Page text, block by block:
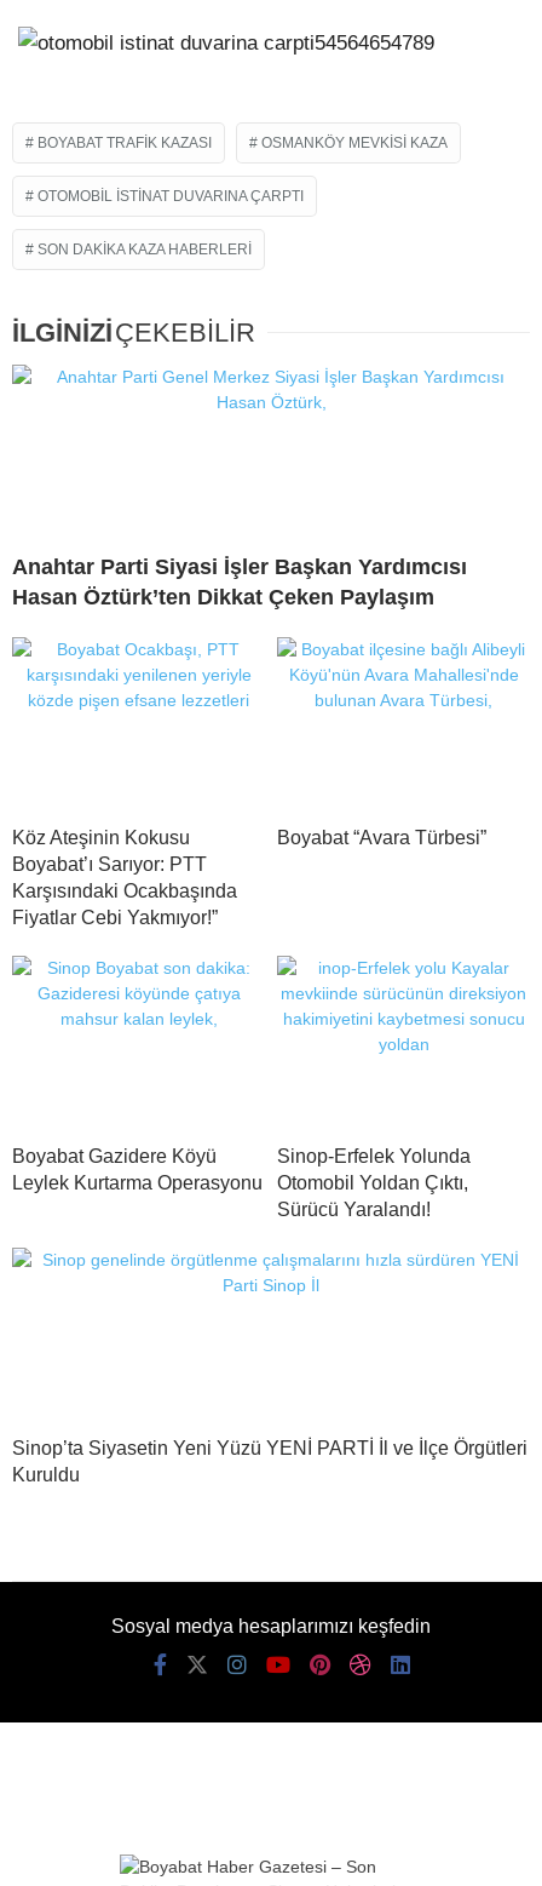
BOYABAT TRAFIK KAZASI OSMANKÖY MEVKISI KAZA
OTOMOBIL ISTINAT DUVARINA ÇARPTI
SON DAKIKA KAZA HABERLERI
İLGİNİZİÇEKEBİLİR
Anahtar Parti Siyasi İşler Başkan Yardımcısı
Hasan Öztürk’ten Dikkat Çeken Paylaşım
Köz Ateşinin Kokusu
Boyabat’ı Sarıyor: PTT
Karşısındaki Ocakbaşında
Fiyatlar Cebi Yakmıyor!”
Boyabat “Avara Türbesi”
Boyabat Gazidere Köyü
Leylek Kurtarma Operasyonu
Sinop-Erfelek Yolunda
Otomobil Yoldan Çıktı,
Sürücü Yaralandı!
Sinop’ta Siyasetin Yeni Yüzü YENİ PARTİ İl ve İlçe Örgütleri
Kuruldu
Sosyal medya hesaplarımızı keşfedin